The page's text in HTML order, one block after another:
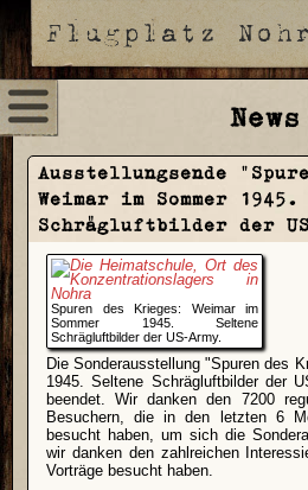
News
Ausstellungsende
Weimar im Sommer
Schrägluftbilder der
Spuren des Krieges: Weimar im
Sommer 1945. Seltene
Schrägluftbilder der US-Army.
Die Sonderausstellung "Spuren des
1945. Seltene Schrägluftbilder der
beendet. Wir danken den 7200
Besuchern, die in den letzten 6
besucht haben, um sich die
wir danken den zahlreichen
Vorträge besucht haben.